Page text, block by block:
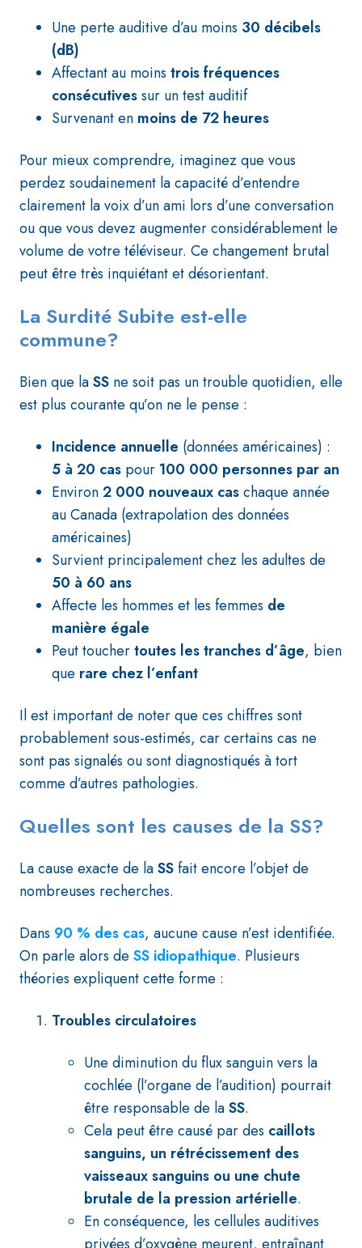
Une perte auditive d’au moins 30 décibels
(dB)
Affectant au moins trois fréquences
consécutivessur un test auditif
Survenant en moins de 72 heures
Pour mieux comprendre, imaginez que vous
perdez soudainement la capacité d’entendre
clairement la voix d’un ami lors d’une conversation
ou que vous devez augmenter considérablement le
volume de votre téléviseur. Ce changement brutal
peut être très inquiétant et désorientant.
La Surdité Subite est-elle
commune?
Bien que laSS ne soit pas un trouble quotidien, elle
est plus courante qu’on ne le pense :
Incidence annuelle (données américaines) :
5 à 20 cas pour 100 000 personnes par an
Environ2 000 nouveaux caschaque année
au Canada (extrapolation des données
américaines)
Survient principalement chez les adultes de
50 à 60 ans
Affecte les hommes et les femmes de
manière égale
Peut touchertoutes les tranches d’âge, bien
que rare chez l’enfant
Il est important de noter que ces chiffres sont
probablement sous-estimés, car certains cas ne
sont pas signalés ou sont diagnostiqués à tort
comme d’autres pathologies.
Quelles sont les causes de la SS?
La cause exacte de laSSfait encore l’objet de
nombreuses recherches.
Dans 90 % des cas, aucune cause n’est identifiée.
On parle alors de SS idiopathique. Plusieurs
théories expliquent cette forme :
Troubles circulatoires
Une diminution du flux sanguin vers la
cochlée (l’organe de l’audition) pourrait
être responsable de laSS.
Cela peut être causé par des caillots
sanguins, un rétrécissement des
vaisseaux sanguins ou une chute
brutale de la pression artérielle.
En conséquence, les cellules auditives